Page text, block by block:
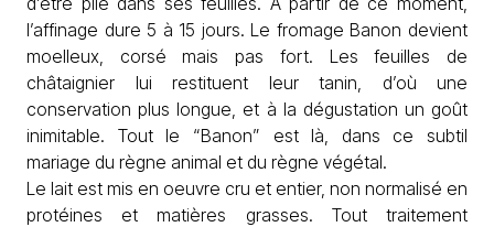
l’affinage dure 5 à 15 jours. Le fromage Banon devient
moelleux, corsé mais pas fort. Les feuilles de
châtaignier lui restituent leur tanin, d’où une
conservation plus longue, et à la dégustation un goût
inimitable. Tout le “Banon” est là, dans ce subtil
mariage du règne animal et du règne végétal.
Le lait est mis en oeuvre cru et entier, non normalisé en
protéines et matières grasses. Tout traitement